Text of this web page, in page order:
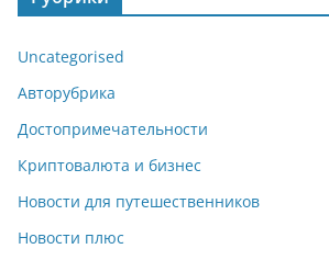
Uncategorised
Авторубрика
Достопримечательности
Криптовалюта и бизнес
Новости для путешественников
Новости плюс